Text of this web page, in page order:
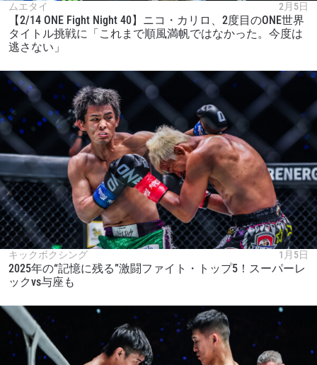
ムエタイ 2月5日
【2/14 ONE Fight Night 40】ニコ・カリロ、2度目のONE世界
タイトル挑戦に「これまで順風満帆ではなかった。今度は
逃さない」
キックボクシング 1月5日
2025年の“記憶に残る”激闘ファイト・トップ5！スーパーレ
ックvs与座も